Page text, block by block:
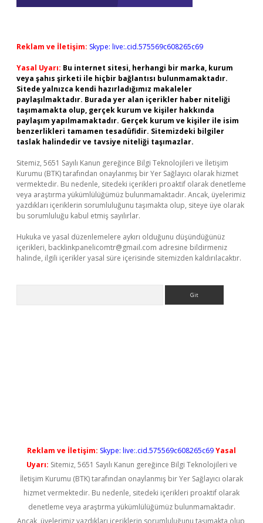
Reklam ve İletişim: Skype: live:.cid.575569c608265c69
Yasal Uyarı: Bu internet sitesi, herhangi bir marka, kurum
veya şahıs şirketi ile hiçbir bağlantısı bulunmamaktadır.
Sitede yalnızca kendi hazırladığımız makaleler
paylaşılmaktadır. Burada yer alan içerikler haber niteliği
taşımamakta olup, gerçek kurum ve kişiler hakkında
paylaşım yapılmamaktadır. Gerçek kurum ve kişiler ile isim
benzerlikleri tamamen tesadüfidir. Sitemizdeki bilgiler
taslak halindedir ve tavsiye niteliği taşımazlar.
Sitemiz, 5651 Sayılı Kanun gereğince Bilgi Teknolojileri ve İletişim
Kurumu (BTK) tarafından onaylanmış bir Yer Sağlayıcı olarak hizmet
vermektedir. Bu nedenle, sitedeki içerikleri proaktif olarak denetleme
veya araştırma yükümlülüğümüz bulunmamaktadır. Ancak, üyelerimiz
yazdıkları içeriklerin sorumluluğunu taşımakta olup, siteye üye olarak
bu sorumluluğu kabul etmiş sayılırlar.
Hukuka ve yasal düzenlemelere aykırı olduğunu düşündüğünüz
içerikleri, backlinkpanelicomtr@gmail.com adresine bildirmeniz
halinde, ilgili içerikler yasal süre içerisinde sitemizden kaldırılacaktır.
Reklam ve İletişim: Skype: live:.cid.575569c608265c69Yasal
Uyarı: Sitemiz, 5651 Sayılı Kanun gereğince Bilgi Teknolojileri ve
İletişim Kurumu (BTK) tarafından onaylanmış bir Yer Sağlayıcı olarak
hizmet vermektedir. Bu nedenle, sitedeki içerikleri proaktif olarak
denetleme veya araştırma yükümlülüğümüz bulunmamaktadır.
Ancak, üyelerimiz yazdıkları içeriklerin sorumluluğunu taşımakta olup,